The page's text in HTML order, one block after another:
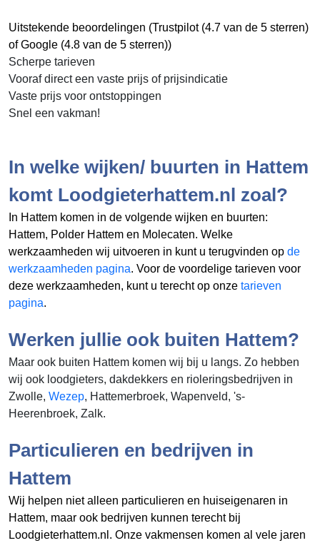
Uitstekende beoordelingen (Trustpilot (4.7 van de 5 sterren)
of Google (4.8 van de 5 sterren))
Scherpe tarieven
Vooraf direct een vaste prijs of prijsindicatie
Vaste prijs voor ontstoppingen
Snel een vakman!
In welke wijken/ buurten in Hattem
komt Loodgieterhattem.nl zoal?
In Hattem komen in de volgende wijken en buurten:
Hattem, Polder Hattem en Molecaten. Welke
werkzaamheden wij uitvoeren in kunt u terugvinden op de
werkzaamheden pagina. Voor de voordelige tarieven voor
deze werkzaamheden, kunt u terecht op onze tarieven
pagina.
Werken jullie ook buiten Hattem?
Maar ook buiten Hattem komen wij bij u langs. Zo hebben
wij ook loodgieters, dakdekkers en rioleringsbedrijven in
Zwolle, Wezep, Hattemerbroek, Wapenveld, 's-
Heerenbroek, Zalk.
Particulieren en bedrijven in
Hattem
Wij helpen niet alleen particulieren en huiseigenaren in
Hattem, maar ook bedrijven kunnen terecht bij
Loodgieterhattem.nl. Onze vakmensen komen al vele jaren